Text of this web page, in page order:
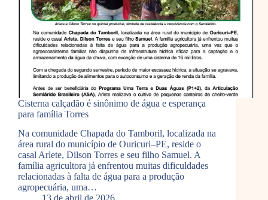
Cisterna calçadão é sinônimo de água e esperança
para família Torres
Na comunidade Chapada do Tamboril, localizada na
área rural do município de Ouricuri–PE, reside o
casal Arlete, Dilson Torres e seu filho Samuel. A
família agricultora já enfrentou muitas dificuldades
relacionadas à falta de água para a produção
agropecuária, uma…